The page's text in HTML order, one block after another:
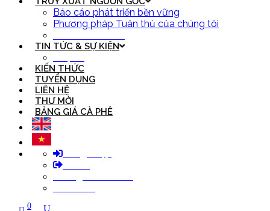
Báo cáo phát triển bền vững
Phương pháp Tuân thủ của chúng tôi
TIN TỨC & SỰ KIỆN
KIẾN THỨC
TUYỂN DỤNG
LIÊN HỆ
THƯ MỜI
BẢNG GIÁ CÀ PHÊ
0